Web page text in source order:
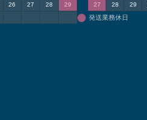
26 27 28
29
27
28 29
発送業務休日